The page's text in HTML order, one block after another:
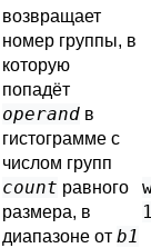
возвращает
номер группы, в
которую
попадёт
operand в
гистограмме с
числом групп
count равного
размера, в
диапазоне от b1